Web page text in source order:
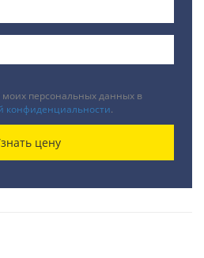
моих персональных данных в
конфиденциальности.
цену